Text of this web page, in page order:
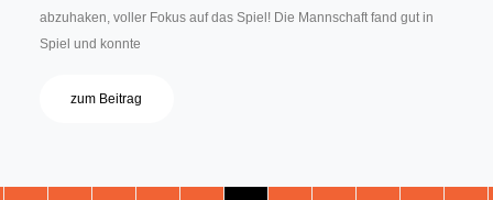
abzuhaken, voller Fokus auf das Spiel! Die Mannschaft fand gut in
Spiel und konnte
zum Beitrag